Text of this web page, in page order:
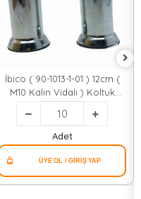
İbico ( 90-1013-1-01 ) 12cm (
M10 Kalın Vidalı ) Koltuk
Baza Ayak*10x10
Adet